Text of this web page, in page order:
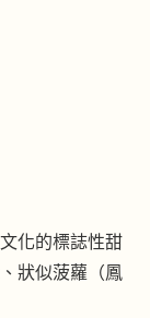
化的標誌性甜
狀似菠蘿（鳳